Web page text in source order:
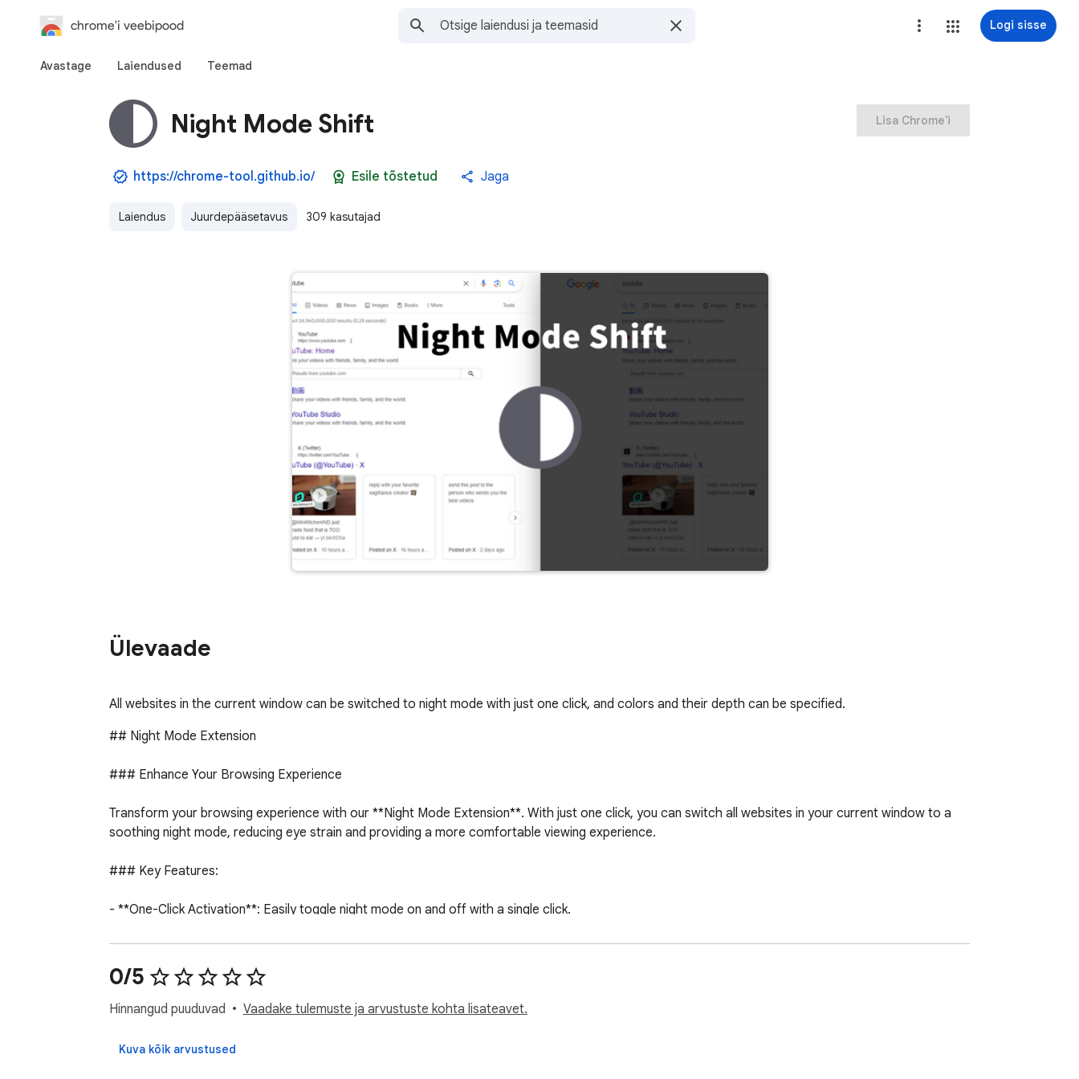
chrome'i veebipood Logi sisse
Avastage Laiendused Teemad
Night Mode Shift
https://chrome-tool.github.io/ Esile tõstetud Jaga
Laiendus Juurdepääsetavus 309 kasutajad
Lisa Chrome'i
Ülevaade
All websites in the current window can be switched to night mode with just one click, and colors and their depth can be specified.
## Night Mode Extension
### Enhance Your Browsing Experience
Transform your browsing experience with our **Night Mode Extension**. With just one click, you can switch all websites in your current window to a
soothing night mode, reducing eye strain and providing a more comfortable viewing experience.
### Key Features:
- **One-Click Activation**: Easily toggle night mode on and off with a single click.
- **Eye Protection**: Designed to reduce eye strain and fatigue, making it ideal for extended screen time.
- **Consistent Experience**: Enjoy a seamless and visually pleasing experience across all websites.
- **User-Friendly Interface**: Intuitive and easy to use, suitable for users of all levels.
0/5
Hinnangud puuduvad Vaadake tulemuste ja arvustuste kohta lisateavet.
Kuva kõik arvustused